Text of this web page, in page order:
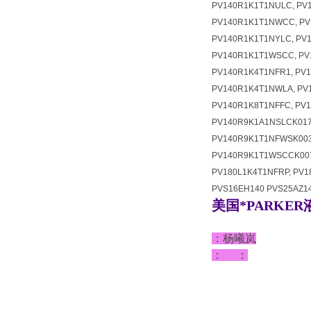
PV140R1K1T1NULC,
PV140R1K1T1NWCC,
PV140R1K1T1NYLC,
PV140R1K1T1WSCC,
PV140R1K4T1NFR1,
PV140R1K4T1NWLA,
PV140R1K8T1NFFC,
PV180L1K4T1NFRP,
PVS16EH140
美国*PARKER
：杨曦岚
： ：